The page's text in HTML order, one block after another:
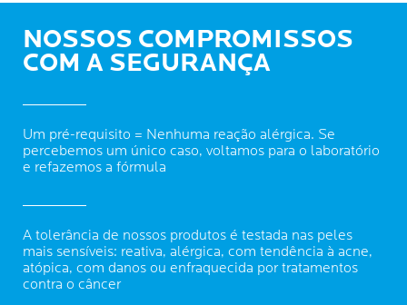
NOSSOS COMPROMISSOS
COM A SEGURANÇA
Um pré-requisito = Nenhuma reação alérgica. Se
percebemos um único caso, voltamos para o laboratório
e refazemos a fórmula
A tolerância de nossos produtos é testada nas peles
mais sensíveis: reativa, alérgica, com tendência à acne,
atópica, com danos ou enfraquecida por tratamentos
contra o câncer